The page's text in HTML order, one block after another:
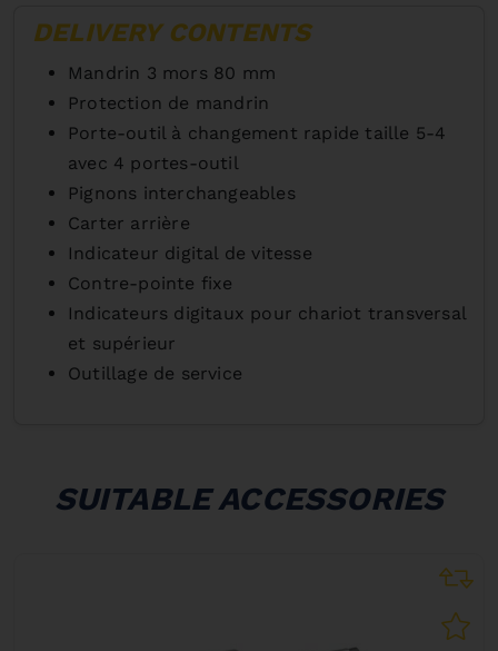
DELIVERY CONTENTS
Mandrin 3 mors 80 mm
Protection de mandrin
Porte-outil à changement rapide taille 5-4
avec 4 portes-outil
Pignons interchangeables
Carter arrière
Indicateur digital de vitesse
Contre-pointe fixe
Indicateurs digitaux pour chariot transversal
et supérieur
Outillage de service
SUITABLE ACCESSORIES